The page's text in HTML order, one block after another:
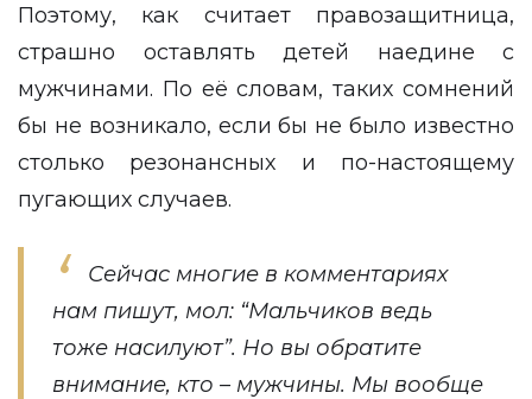
Поэтому, как считает правозащитница,
страшно оставлять детей наедине с
мужчинами. По её словам, таких сомнений
бы не возникало, если бы не было известно
столько резонансных и по-настоящему
пугающих случаев.
Сейчас многие в комментариях
нам пишут, мол: “Мальчиков ведь
тоже насилуют”. Но вы обратите
внимание, кто – мужчины. Мы вообще